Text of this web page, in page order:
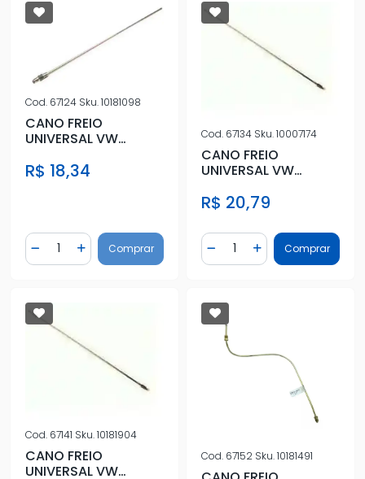
Cod. 67124 Sku.10181098
CANO FREIO
UNIVERSAL VW
R$ 18,34
Diminuir Quantidade
Quantidade
Adicionar Quantidade
Comprar
Cod. 67134 Sku.10007174
CANO FREIO
UNIVERSAL VW
R$ 20,79
Diminuir Quantidade
Quantidade
AdicionarComprar
Cod. 67141 Sku.10181904
CANO FREIO
UNIVERSAL VW
Cod. 67152 Sku.10181491